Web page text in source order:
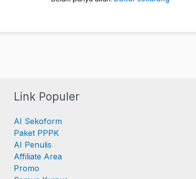
Link Populer
AI Sekoform
Paket PPPK
AI Penulis
Affiliate Area
Promo